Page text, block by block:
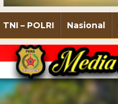
TNI – POLRI Nasional